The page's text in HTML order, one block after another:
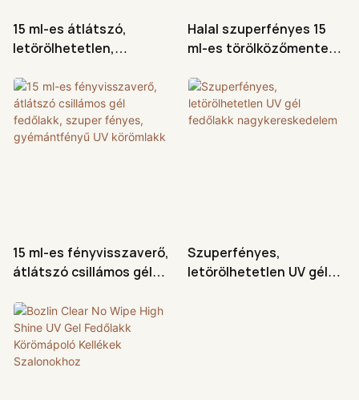
15 ml-es átlátszó,
letörölhetetlen,
szuperfényes fedőlakk
Halal szuperfényes 15
ml-es törölközőmentes
magasfényű körömlakk
15 ml-es fényvisszaverő,
átlátszó csillámos gél
gyémántfényű UV
körömlakk
Szuperfényes,
letörölhetetlen UV gél